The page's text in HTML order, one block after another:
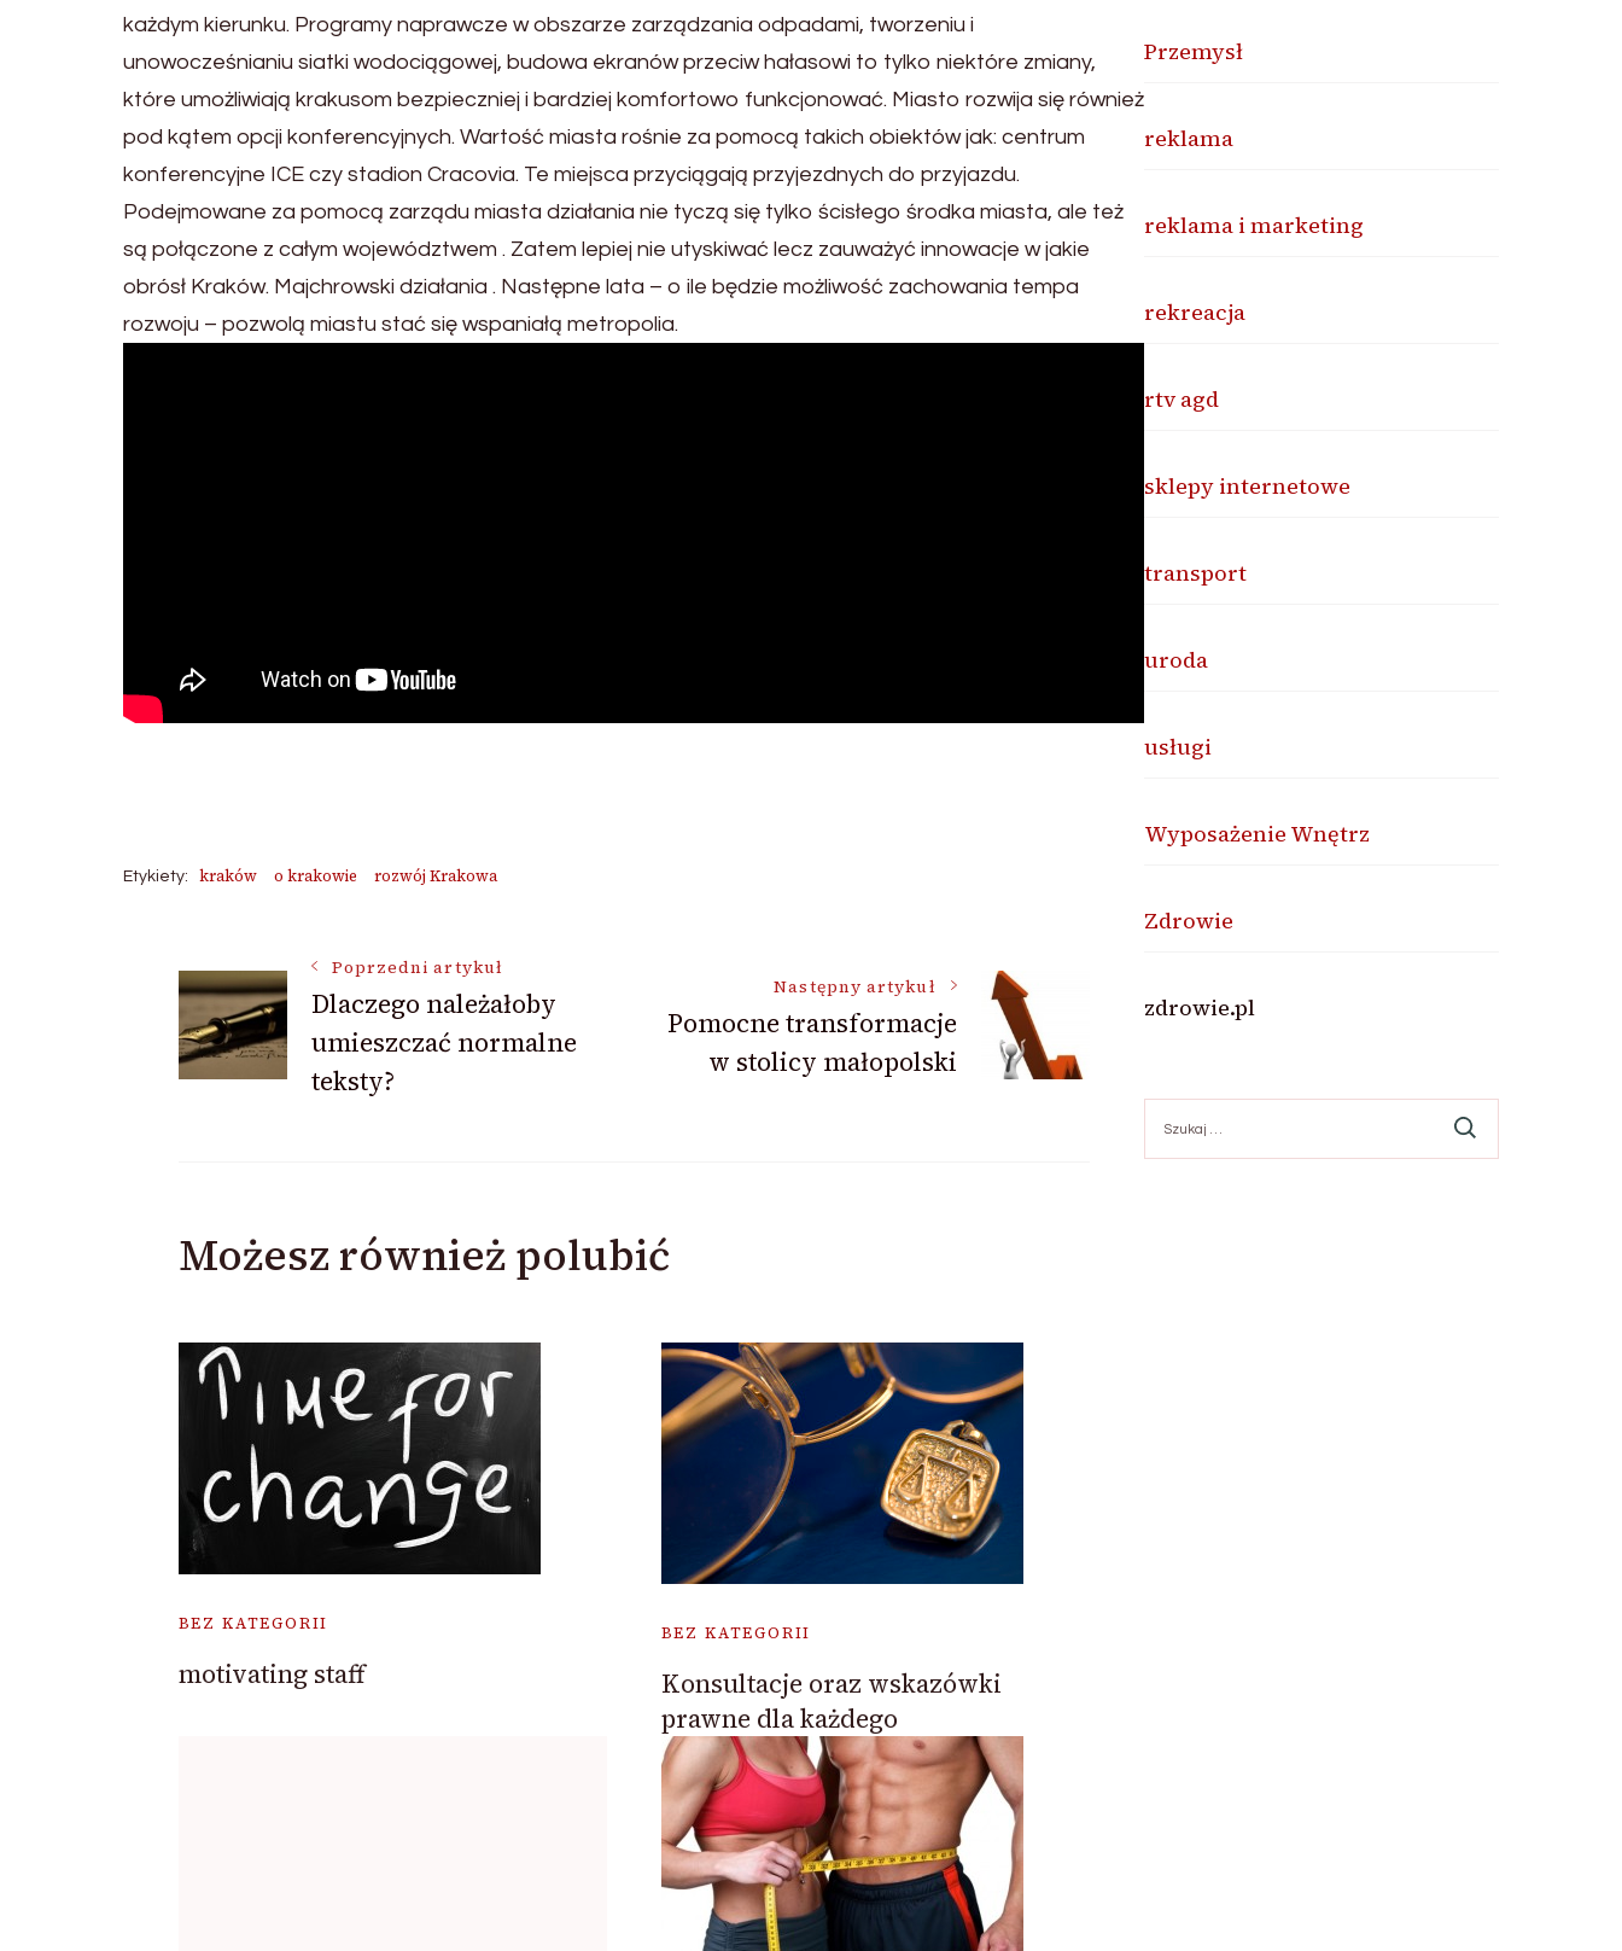
każdym kierunku. Programy naprawcze w obszarze zarządzania odpadami, tworzeniu i
unowocześnianiu siatki wodociągowej, budowa ekranów przeciw hałasowi to tylko niektóre zmiany,
które umożliwiają krakusom bezpieczniej i bardziej komfortowo funkcjonować. Miasto rozwija się również
pod kątem opcji konferencyjnych. Wartość miasta rośnie za pomocą takich obiektów jak: centrum
konferencyjne ICE czy stadion Cracovia. Te miejsca przyciągają przyjezdnych do przyjazdu.
Podejmowane za pomocą zarządu miasta działania nie tyczą się tylko ścisłego środka miasta, ale też
są połączone z całym województwem . Zatem lepiej nie utyskiwać lecz zauważyć innowacje w jakie
obrósł Kraków. Majchrowski działania . Następne lata – o ile będzie możliwość zachowania tempa
rozwoju – pozwolą miastu stać się wspaniałą metropolia.
Etykiety: kraków o krakowie rozwój Krakowa
Nawigacja
wpisu
Poprzedni artykuł
Dlaczego należałoby
umieszczać normalne
teksty?
Następny artykuł
Pomocne transformacje
w stolicy małopolski
Możesz również polubić
BEZ KATEGORII
motivating staff
BEZ KATEGORII
Konsultacje oraz wskazówki
prawne dla każdego
Przemysł
reklama
reklama i marketing
rekreacja
rtv agd
sklepy internetowe
transport
uroda
usługi
Wyposażenie Wnętrz
Zdrowie
zdrowie.pl